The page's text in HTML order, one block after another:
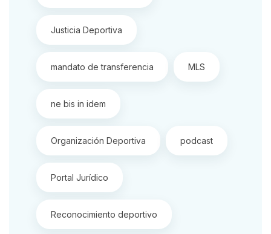
Justicia Deportiva
mandato de transferencia MLS
ne bis in idem
Organización Deportiva podcast
Portal Jurídico
Reconocimiento deportivo